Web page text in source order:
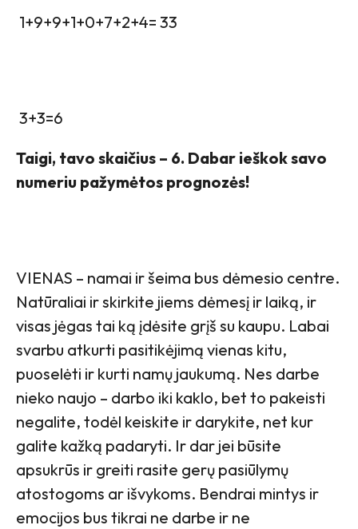
1+9+9+1+0+7+2+4= 33
3+3=6
Taigi, tavo skaičius – 6. Dabar ieškok savo
numeriu pažymėtos prognozės!
VIENAS – namai ir šeima bus dėmesio centre.
Natūraliai ir skirkite jiems dėmesį ir laiką, ir
visas jėgas tai ką įdėsite grįš su kaupu. Labai
svarbu atkurti pasitikėjimą vienas kitu,
puoselėti ir kurti namų jaukumą. Nes darbe
nieko naujo – darbo iki kaklo, bet to pakeisti
negalite, todėl keiskite ir darykite, net kur
galite kažką padaryti. Ir dar jei būsite
apsukrūs ir greiti rasite gerų pasiūlymų
atostogoms ar išvykoms. Bendrai mintys ir
emocijos bus tikrai ne darbe ir ne